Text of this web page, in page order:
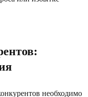
необходимо